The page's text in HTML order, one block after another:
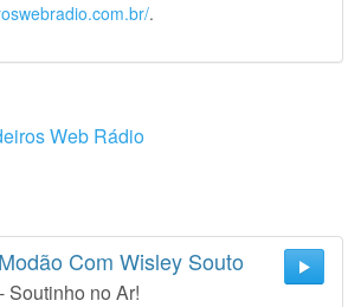
.
Web Rádio
Com Wisley Souto
Soutinho no Ar!